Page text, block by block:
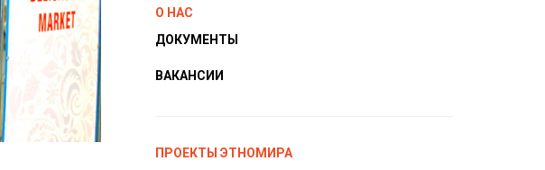
О НАС
ДОКУМЕНТЫ
ВАКАНСИИ
ПРОЕКТЫ ЭТНОМИРА